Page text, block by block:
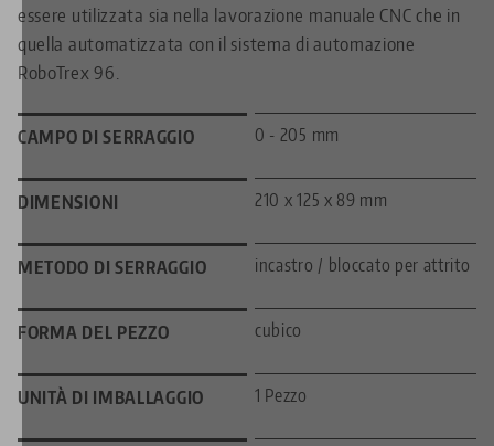
essere utilizzata sia nella lavorazione manuale CNC che in
quella automatizzata con il sistema di automazione
RoboTrex 96.
CAMPO DI SERRAGGIO 0 - 205 mm
DIMENSIONI 210 x 125 x 89 mm
METODO DI SERRAGGIO incastro / bloccato per attrito
FORMA DEL PEZZO cubico
UNITÀ DI IMBALLAGGIO 1 Pezzo